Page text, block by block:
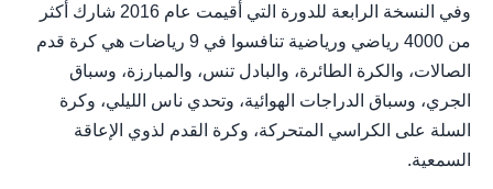
وفي النسخة الرابعة للدورة التي أقيمت عام 2016 شارك أكثر
من 4000 رياضي ورياضية تنافسوا في 9 رياضات هي كرة قدم
الصالات، والكرة الطائرة، والبادل تنس، والمبارزة، وسباق
الجري، وسباق الدراجات الهوائية، وتحدي ناس الليلي، وكرة
السلة على الكراسي المتحركة، وكرة القدم لذوي الإعاقة
السمعية.